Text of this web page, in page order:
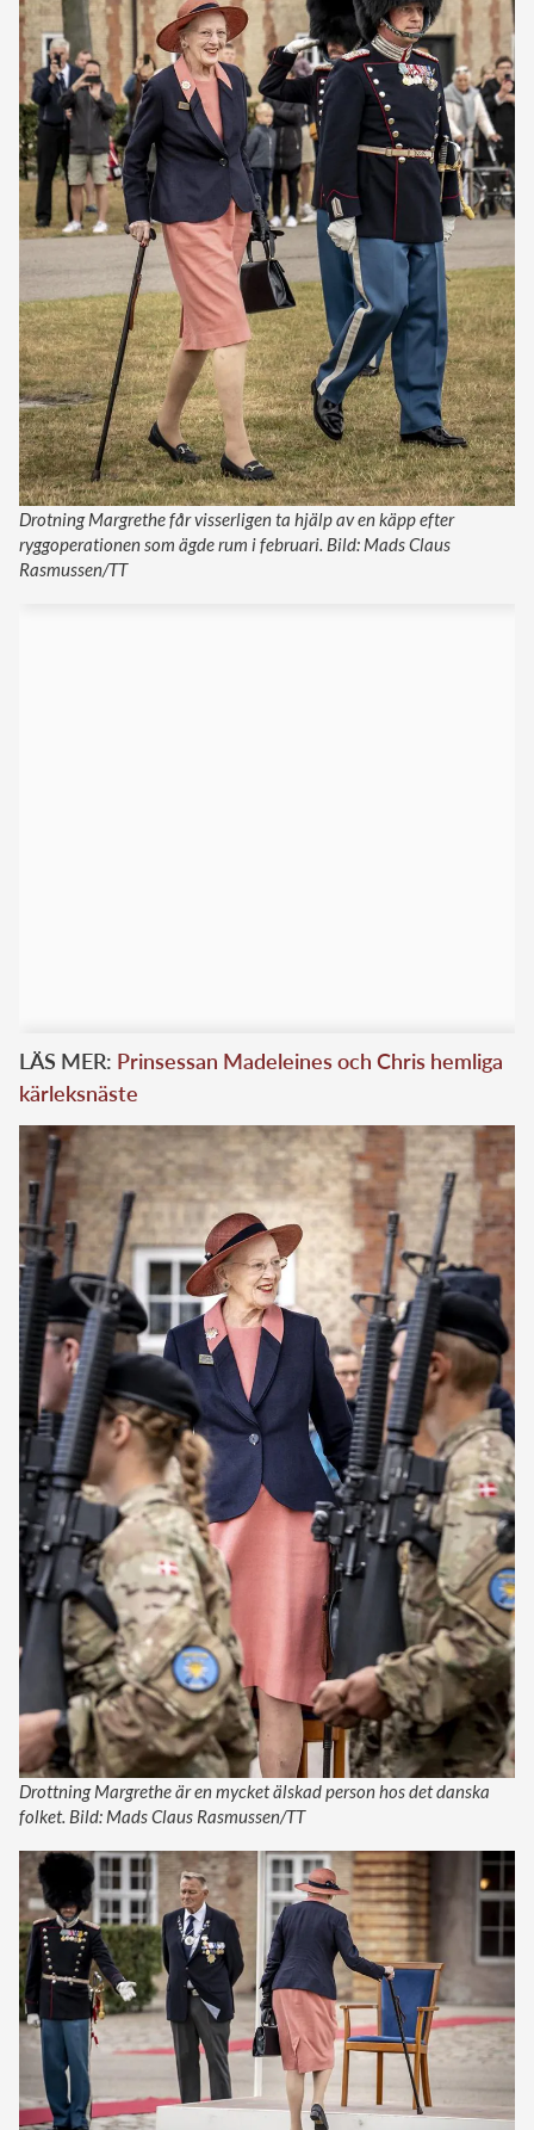
Drotning Margrethe får visserligen ta hjälp av en käpp efter
ryggoperationen som ägde rum i februari. Bild: Mads Claus
Rasmussen/TT
LÄS MER: Prinsessan Madeleines och Chris hemliga
kärleksnäste
Drottning Margrethe är en mycket älskad person hos det danska
folket. Bild: Mads Claus Rasmussen/TT